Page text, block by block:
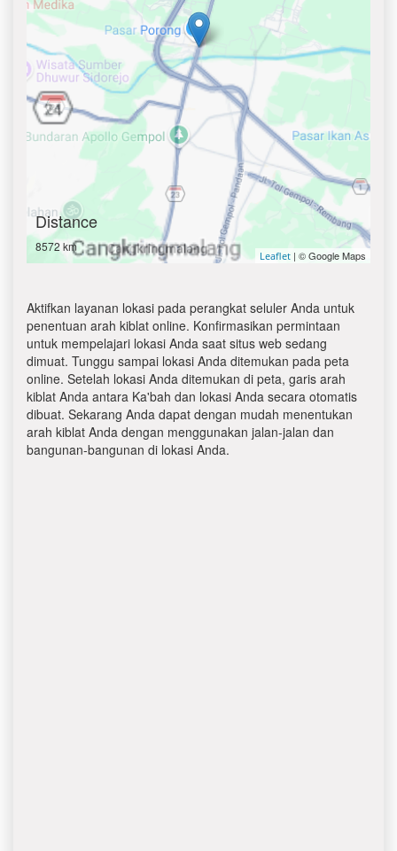
Distance
8572 km
Leaflet | © Google Maps
Aktifkan layanan lokasi pada perangkat seluler Anda untuk
penentuan arah kiblat online. Konfirmasikan permintaan
untuk mempelajari lokasi Anda saat situs web sedang
dimuat. Tunggu sampai lokasi Anda ditemukan pada peta
online. Setelah lokasi Anda ditemukan di peta, garis arah
kiblat Anda antara Ka'bah dan lokasi Anda secara otomatis
dibuat. Sekarang Anda dapat dengan mudah menentukan
arah kiblat Anda dengan menggunakan jalan-jalan dan
bangunan-bangunan di lokasi Anda.